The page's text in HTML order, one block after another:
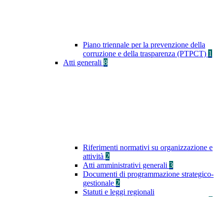
Piano triennale per la prevenzione della
corruzione e della trasparenza (PTPCT) 1
Atti generali 8
Riferimenti normativi su organizzazione e
attività 2
Atti amministrativi generali 3
Documenti di programmazione strategico-
gestionale 2
Statuti e leggi regionali